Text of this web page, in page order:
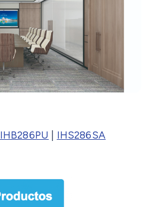
IHB286PU IHS286SA